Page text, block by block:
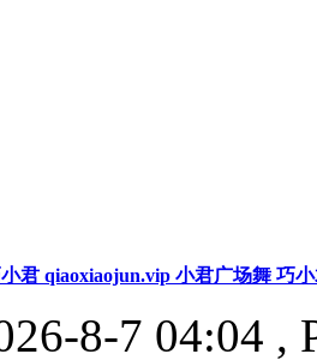
君 qiaoxiaojun.vip 小君广场舞 巧
8-7 04:04 ,